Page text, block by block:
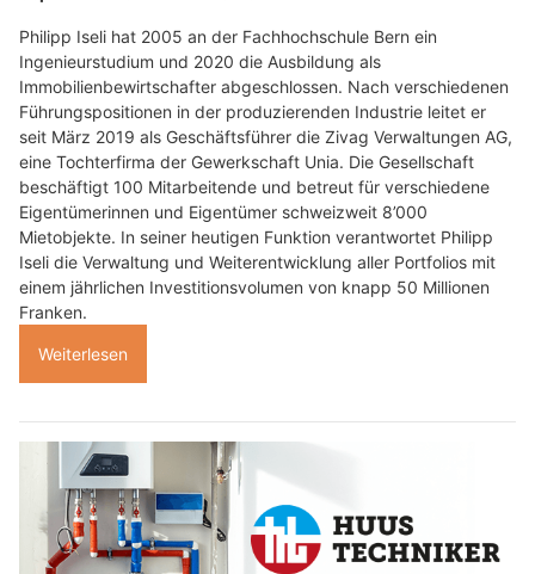
Philipp Iseli hat 2005 an der Fachhochschule Bern ein
Ingenieurstudium und 2020 die Ausbildung als
Immobilienbewirtschafter abgeschlossen. Nach verschiedenen
Führungspositionen in der produzierenden Industrie leitet er
seit März 2019 als Geschäftsführer die Zivag Verwaltungen AG,
eine Tochterfirma der Gewerkschaft Unia. Die Gesellschaft
beschäftigt 100 Mitarbeitende und betreut für verschiedene
Eigentümerinnen und Eigentümer schweizweit 8’000
Mietobjekte. In seiner heutigen Funktion verantwortet Philipp
Iseli die Verwaltung und Weiterentwicklung aller Portfolios mit
einem jährlichen Investitionsvolumen von knapp 50 Millionen
Franken.
Weiterlesen